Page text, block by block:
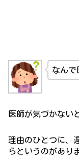
なんで
医師が気づかない
理由のひとつに、
らというのがあり